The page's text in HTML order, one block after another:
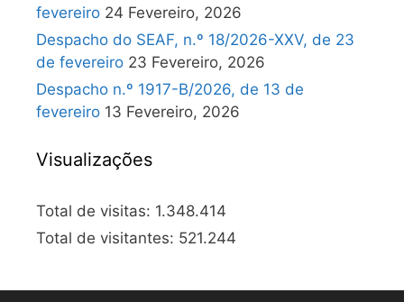
fevereiro 24 Fevereiro, 2026
Despacho do SEAF, n.º 18/2026-XXV, de 23
de fevereiro 23 Fevereiro, 2026
Despacho n.º 1917-B/2026, de 13 de
fevereiro 13 Fevereiro, 2026
Visualizações
Total de visitas: 1.348.414
Total de visitantes: 521.244